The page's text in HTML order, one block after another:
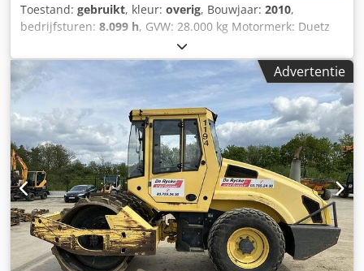
Toestand: gebruikt, kleur: overig, Bouwjaar: 2010,
bedrijfsturen: 8.099 h, GVW: 28.000 kg Motormerk: Duetz
CE-markering: ja Serienummer: 101583141318 Machines te
koop! Bekijk onze website voor een divers aanbod van
direct leverbare machines. Wij hebben meer opties dan
wat online te zien is, dus neem gerust op elk moment
telefonisch of per e-mail contact met ons op.
Dcedpfxozblcro Afvek Al onze machines zijn volledig
onderhouden en gecontroleerd op betrouwbaarheid. Foto’s
nodig? Neem contact op en wij sturen ze direct. Wij staan
klaar om u te helpen in het Nederlands, Engels, Frans,
Duits, Spaans en Russisch. Ontdek ons brede assortiment
aan betrouwbare machines.
Advertentie